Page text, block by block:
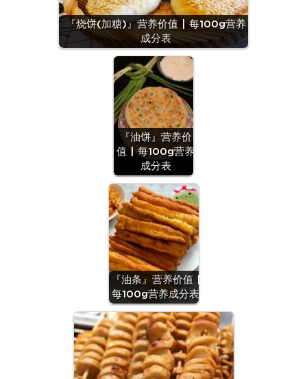
『烧饼(加糖)』营养价值 | 每100g营养
成分表
『油饼』营养价
值 | 每100g营养
成分表
『油条』营养价值 |
每100g营养成分表